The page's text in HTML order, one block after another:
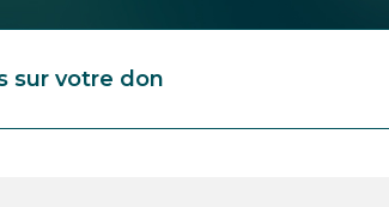
sur votre don